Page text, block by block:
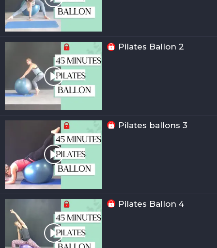
Pilates Ballon 2
Pilates ballons 3
Pilates Ballon 4